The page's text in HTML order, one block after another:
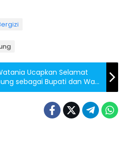
Ucapkan Selamat
sebagai Bupati dan Wakil